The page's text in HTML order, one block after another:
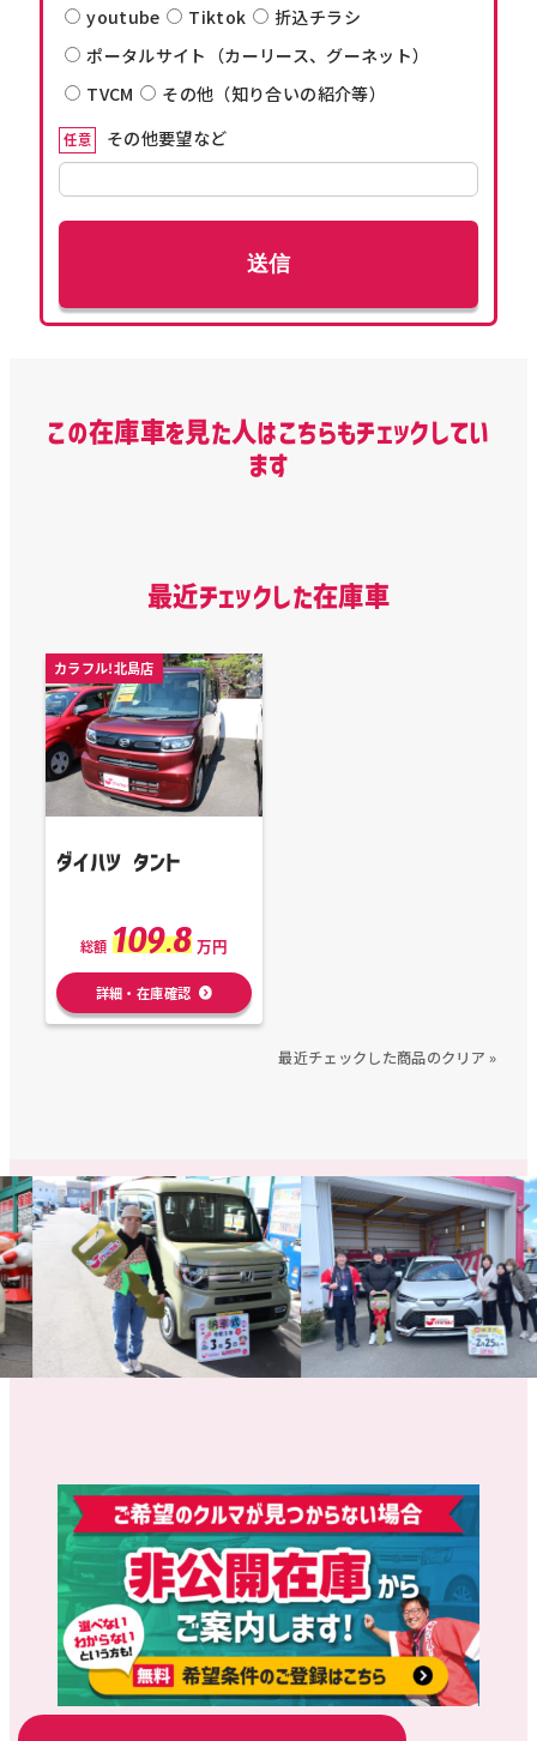
youtube Tiktok
折込チラシ
ポータルサイト（カーリース、グーネット）
TVCM
その他（知り合いの紹介等）
任意 その他要望など
この在庫車を見た人はこちらもチェックしてい
ます
最近チェックした在庫車
カラフル!北島店
ダイハツ タント
総額 109.8 万円
詳細・在庫確認
最近チェックした商品のクリア »